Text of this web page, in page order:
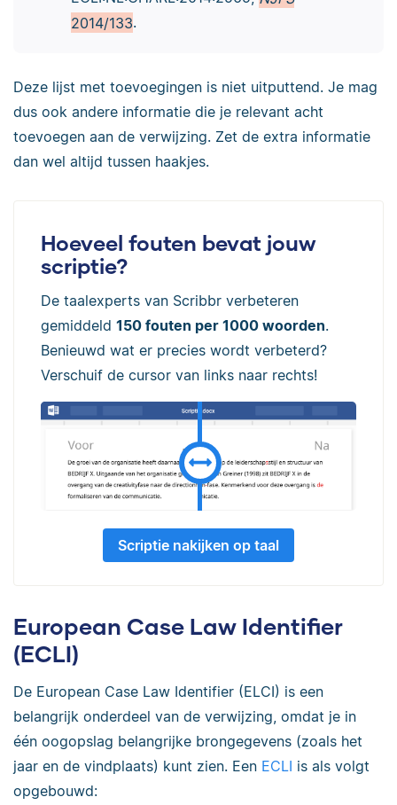
2014/133.
Deze lijst met toevoegingen is niet uitputtend. Je mag
dus ook andere informatie die je relevant acht
toevoegen aan de verwijzing. Zet de extra informatie
dan wel altijd tussen haakjes.
Hoeveel fouten bevat jouw
scriptie?
De taalexperts van Scribbr verbeteren
gemiddeld 150 fouten per 1000 woorden.
Benieuwd wat er precies wordt verbeterd?
Verschuif de cursor van links naar rechts!
Scriptie nakijken op taal
European Case Law Identifier
(ECLI)
De European Case Law Identifier (ELCI) is een
belangrijk onderdeel van de verwijzing, omdat je in
één oogopslag belangrijke brongegevens (zoals het
jaar en de vindplaats) kunt zien. Een ECLI is als volgt
opgebouwd: